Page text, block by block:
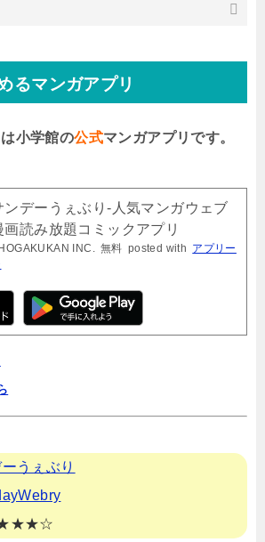
るマンガアプリ
小学館の公式マンガアプリです。
ンデーうぇぶり-人気マンガウェブ
画読み放題コミックアプリ
INC. 無料 posted with アプリー
うぇぶり